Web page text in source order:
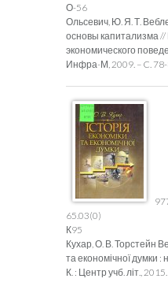
О-56
Ольсевич, Ю. Я. Т.
основы капитализма
экономического
Инфра-М, 2009. – C. 78-
65.03(0)
К95
Кухар, О. В. Торстейн
та економічної думки :
К. : Центр учб. літ.,